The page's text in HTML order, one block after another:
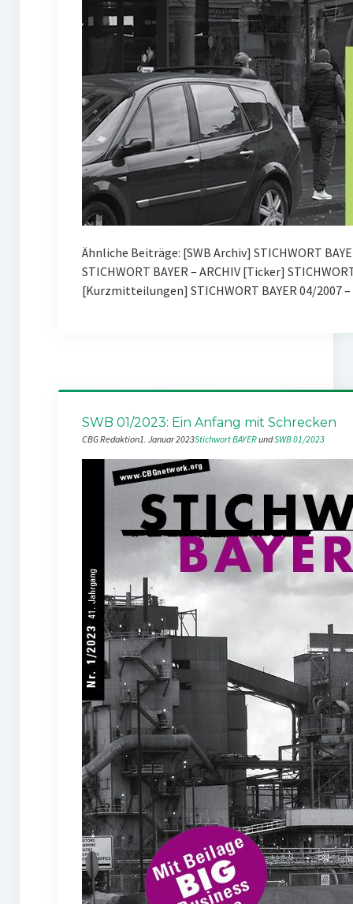
Ähnliche Beiträge: [SWB Archiv] STICHWORT
STICHWORT BAYER – ARCHIV [Ticker]
[Kurzmitteilungen] STICHWORT BAYER 04/2007
SWB 01/2023: Ein Anfang mit Schrecken
CBG Redaktion1. Januar 2023Stichwort BAYER und SWB 01/2023